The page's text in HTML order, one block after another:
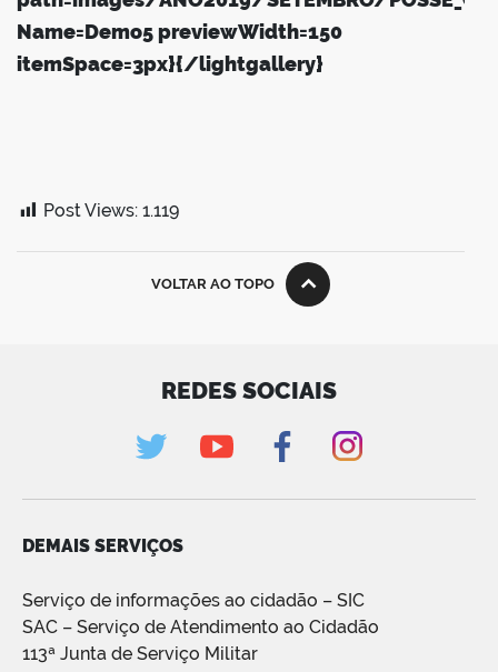
Name=Demo5 previewWidth=150
itemSpace=3px}{/lightgallery}
Post Views: 1.119
VOLTAR AO TOPO
REDES SOCIAIS
DEMAIS SERVIÇOS
Serviço de informações ao cidadão – SIC
SAC – Serviço de Atendimento ao Cidadão
113ª Junta de Serviço Militar